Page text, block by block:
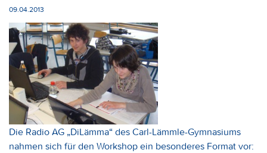
09.04.2013
Die Radio AG „DiLämma“ des Carl-Lämmle-Gymnasiums
nahmen sich für den Workshop ein besonderes Format vor: